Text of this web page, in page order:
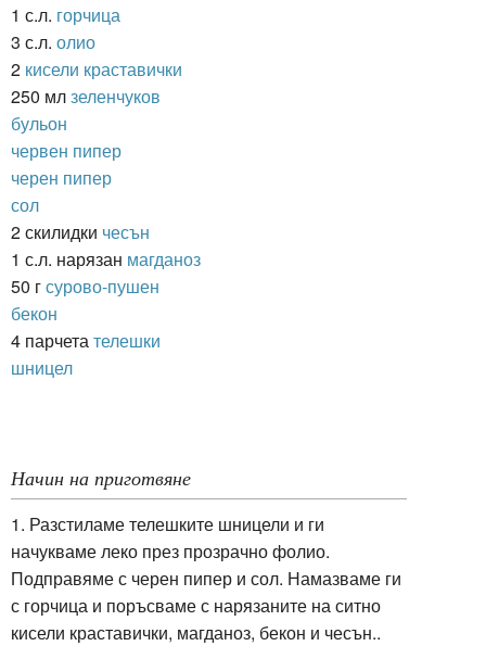
1 с.л. горчица
3 с.л. олио
2 кисели краставички
250 млзеленчуков
бульон
червен пипер
черен пипер
сол
2 скилидки чесън
1 с.л. нарязан магданоз
50 гсурово-пушен
бекон
4 парчета телешки
шницел
Начин на приготвяне
1. Разстиламе телешките шницели и ги
начукваме леко през прозрачно фолио.
Подправяме с черен пипер и сол. Намазваме ги
с горчица и поръсваме с нарязаните на ситно
кисели краставички, магданоз, бекон и чесън..